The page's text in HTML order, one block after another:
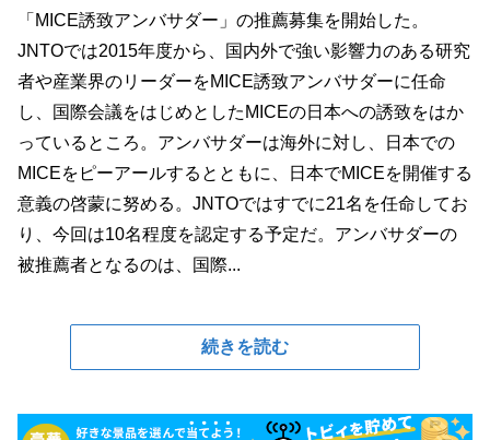
「MICE誘致アンバサダー」の推薦募集を開始した。
JNTOでは2015年度から、国内外で強い影響力のある研究
者や産業界のリーダーをMICE誘致アンバサダーに任命
し、国際会議をはじめとしたMICEの日本への誘致をはか
っているところ。アンバサダーは海外に対し、日本での
MICEをピーアールするとともに、日本でMICEを開催する
意義の啓蒙に努める。JNTOではすでに21名を任命してお
り、今回は10名程度を認定する予定だ。アンバサダーの
被推薦者となるのは、国際...
続きを読む